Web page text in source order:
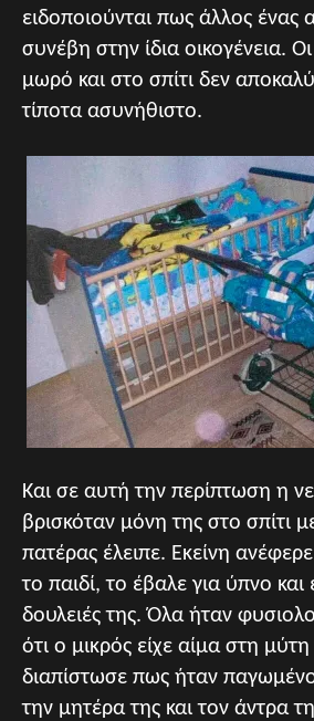
ειδοποιούνται πως άλλος ένας
συνέβη στην ίδια οικογένεια.
μωρό και στο σπίτι δεν
τίποτα ασυνήθιστο.
Και σε αυτή την περίπτωση η
βρισκόταν μόνη της στο σπίτι
πατέρας έλειπε. Εκείνη
το παιδί, το έβαλε για ύπνο και
δουλειές της. Όλα ήταν
ότι ο μικρός είχε αίμα στη μύτη
διαπίστωσε πως ήταν
την μητέρα της και τον άντρα